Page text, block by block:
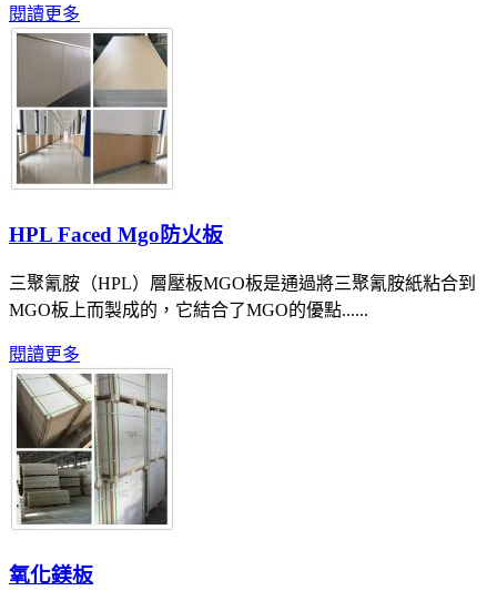
閱讀更多
HPL Faced Mgo防火板
三聚氰胺（HPL）層壓板MGO板是通過將三聚氰胺紙粘合到
MGO板上而製成的，它結合了MGO的優點......
閱讀更多
氧化鎂板